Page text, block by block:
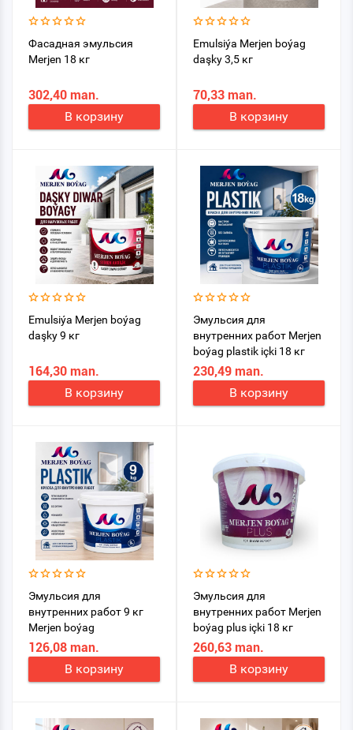
Фасадная эмульсия
Merjen 18 кг
302,40 man.
В корзину
Emulsiýa Merjen boýag
daşky 3,5 кг
70,33 man.
В корзину
Emulsiýa Merjen boýag
daşky 9 кг
164,30 man.
В корзину
Эмульсия для
внутренних работ Merjen
boýag plastik içki 18 кг
230,49 man.
В корзину
Эмульсия для
внутренних работ 9 кг
Merjen boýag
126,08 man.
В корзину
Эмульсия для
внутренних работ Merjen
boýag plus içki 18 кг
260,63 man.
В корзину